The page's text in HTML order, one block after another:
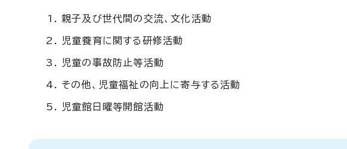
親子及び世代間の交流、文化活動
児童養育に関する研修活動
児童の事故防止等活動
その他、児童福祉の向上に寄与する活動
児童館日曜等開館活動